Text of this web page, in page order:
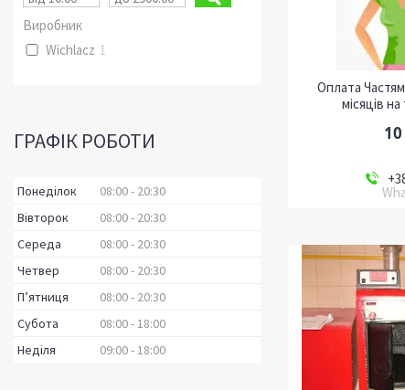
Оплата
місяців
Виробник
Wichlacz 1
ГРАФІК РОБОТИ
Понеділок 08:00
20:30
Вівторок
08:00
20:30
Середа
08:00
20:30
Четвер
08:00
20:30
Пʼятниця
08:00
20:30
Субота
08:00 18:00
Неділя
09:00 18:00